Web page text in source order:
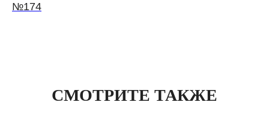
№174
СМОТРИТЕ ТАКЖЕ